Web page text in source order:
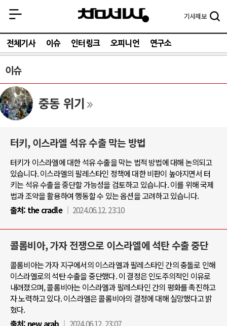
기사제보
전체기사 이슈 인터링크 오피니언 연구소
이슈
중동 위기
터키, 이스라엘 석유 수출 막는 방법
터키가 이스라엘에 대한 석유 수출을 막는 법적 방법에 대해 논의되고
있습니다. 이스라엘의 팔레스타인 정책에 대한 비판이 높아지면서 터
키는 석유 수출을 중단할 가능성을 검토하고 있습니다. 이를 위해 국제
법과 조약을 활용하여 행동할 수 있는 옵션을 고려하고 있습니다.
출처: the cradle 2024.06.12. 23:10
콜롬비아, 가자 전쟁으로 이스라엘에 석탄 수출 중단
콜롬비아는 가자 지구에서의 이스라엘과 팔레스타인 간의 충돌로 인해
이스라엘로의 석탄 수출을 중단했다. 이 결정은 인도주의적인 이유로
내려졌으며, 콜롬비아는 이스라엘과 팔레스타인 간의 평화를 촉진하고
자 노력하고 있다. 이스라엘은 콜롬비아의 결정에 대해 실망했다고 밝
혔다.
출처: new arab 2024.06.12. 23:07